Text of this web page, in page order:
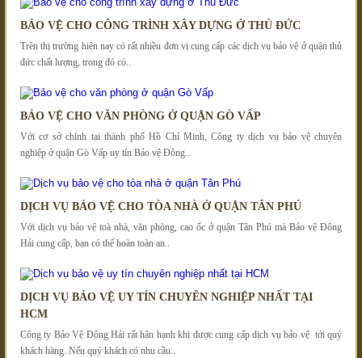
BẢO VỆ CHO CÔNG TRÌNH XÂY DỰNG Ở THỦ ĐỨC
Trên thị trường hiện nay có rất nhiều đơn vị cung cấp các dịch vụ bảo vệ ở quận thủ
đức chất lượng, trong đó có..
BẢO VỆ CHO VĂN PHÒNG Ở QUẬN GÒ VẤP
Với cơ sở chính tại thành phố Hồ Chí Minh, Công ty dịch vụ bảo vệ chuyên
nghiệp ở quận Gò Vấp uy tín Bảo vệ Đông..
DỊCH VỤ BẢO VỆ CHO TÒA NHÀ Ở QUẬN TÂN PHÚ
Với dịch vụ bảo vệ toà nhà, văn phòng, cao ốc ở quận Tân Phú mà Bảo vệ Đông
Hải cung cấp, bạn có thể hoàn toàn an..
DỊCH VỤ BẢO VỆ UY TÍN CHUYÊN NGHIỆP NHẤT TẠI
HCM
Công ty Bảo Vệ Đông Hải rất hân hạnh khi được cung cấp dịch vụ bảo vệ tới quý
khách hàng. Nếu quý khách có nhu cầu..